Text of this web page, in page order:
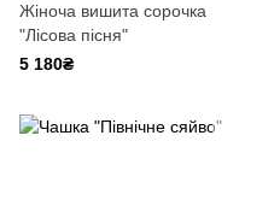
Жіноча вишита сорочка
"Лісова пісня"
5 180₴